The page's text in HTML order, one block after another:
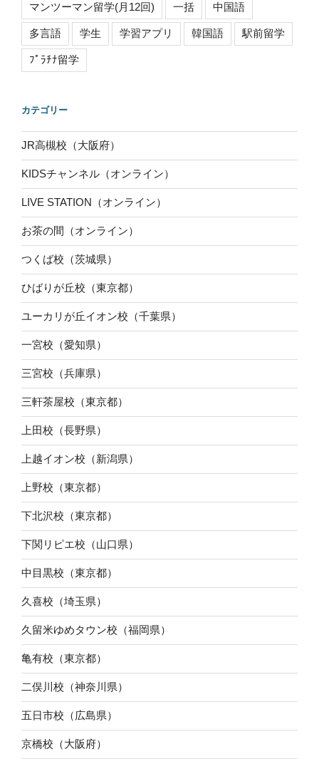
マンツーマン留学(月12回) 一括 中国語
多言語 学生 学習アプリ 韓国語 駅前留学
ﾌﾟﾗﾁﾅ留学
カテゴリー
JR高槻校（大阪府）
KIDSチャンネル（オンライン）
LIVE STATION（オンライン）
お茶の間（オンライン）
つくば校（茨城県）
ひばりが丘校（東京都）
ユーカリが丘イオン校（千葉県）
一宮校（愛知県）
三宮校（兵庫県）
三軒茶屋校（東京都）
上田校（長野県）
上越イオン校（新潟県）
上野校（東京都）
下北沢校（東京都）
下関リピエ校（山口県）
中目黒校（東京都）
久喜校（埼玉県）
久留米ゆめタウン校（福岡県）
亀有校（東京都）
二俣川校（神奈川県）
五日市校（広島県）
京橋校（大阪府）